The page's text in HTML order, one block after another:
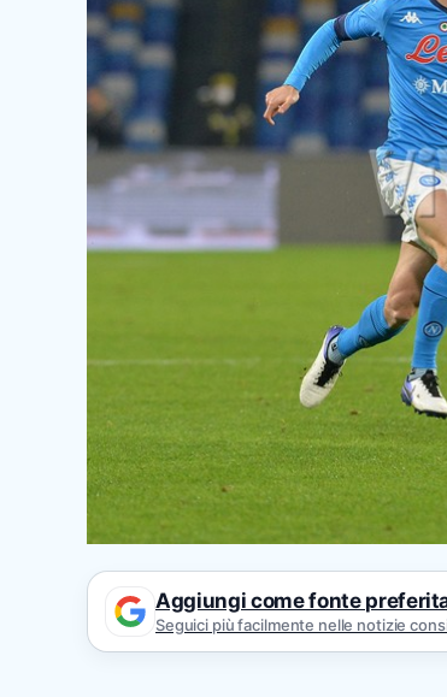
Aggiungi come fonte
Seguici più facilmente nelle notizie